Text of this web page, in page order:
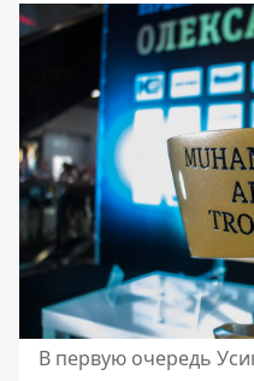
В первую очередь